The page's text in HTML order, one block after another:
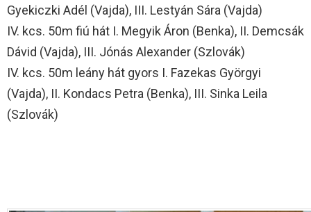
Gyekiczki Adél (Vajda), III. Lestyán Sára (Vajda)
IV. kcs. 50m fiú hát I. Megyik Áron (Benka), II. Demcsák
Dávid (Vajda), III. Jónás Alexander (Szlovák)
IV. kcs. 50m leány hát gyors I. Fazekas Györgyi
(Vajda), II. Kondacs Petra (Benka), III. Sinka Leila
(Szlovák)